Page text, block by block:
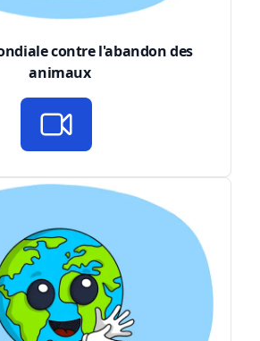
contre l'abandon des
animaux